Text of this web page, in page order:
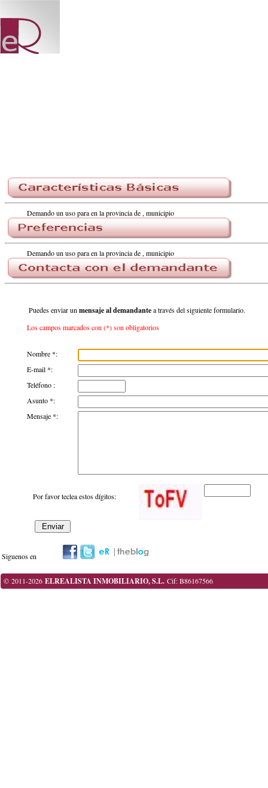
Demando un uso para en la provincia de , municipio
Demando un uso para en la provincia de , municipio
Puedes enviar unmensaje al demandantea través del siguiente formulario.
Los campos marcados con (*) son obligatorios
Nombre *:
E-mail *:
Teléfono :
Asunto *:
Mensaje *:
Por favor teclea estos dígitos:
Siguenos en
© 2011-2026 ELREALISTA INMOBILIARIO, S.L.Cif: B86167566